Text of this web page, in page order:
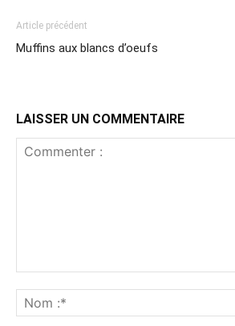
Article précédent
Muffins aux blancs d’oeufs
LAISSER UN COMMENTAIRE